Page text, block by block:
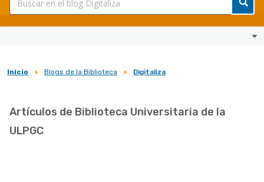
Sobrescribir
de
ayuda
Inicio Blogs de la Biblioteca Digitaliza
Artículos de Biblioteca Universitaria de la
ULPGC